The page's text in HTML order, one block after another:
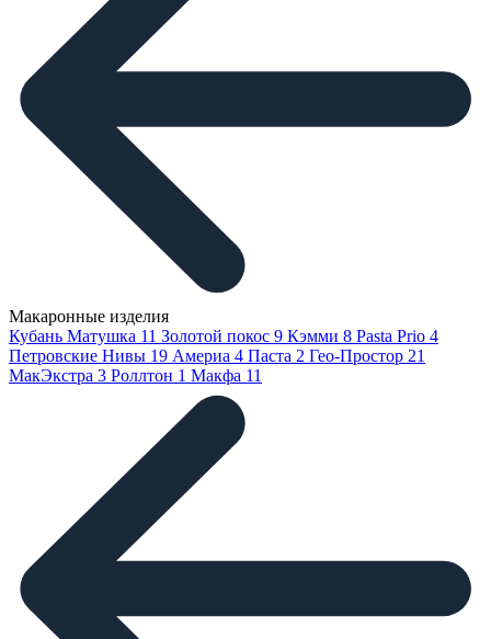
Макаронные изделия
Кубань Матушка 11 Золотой покос 9 Кэмми 8 Pasta Prio 4
Петровские Нивы 19 Америа 4 Паста 2 Гео-Простор 21
МакЭкстра 3 Роллтон 1 Макфа 11